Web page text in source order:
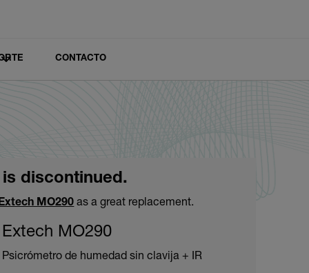
CONTACTO
discontinued.
MO290 as a great replacement.
Extech MO290
Psicrómetro de humedad sin clavija + IR